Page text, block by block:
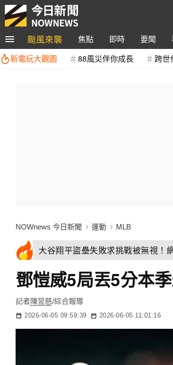
颱風來襲 焦點 即時 要聞
新電玩大觀園
88風災伴你成長 跨世
NOWnews 今日新聞 運動 MLB
大谷翔平盜壘失敗求挑戰被無視！
鄧愷威5局丟5分本
記者陳昱慈/綜合報導
2026-06-05 09:59:39 2026-06-05 11:01:16